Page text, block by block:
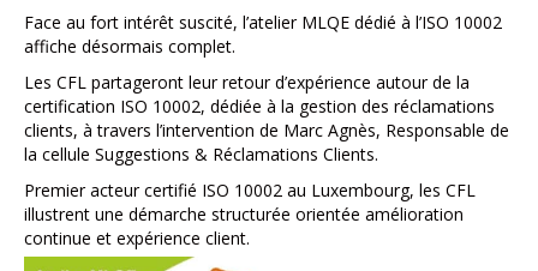
Face au fort intérêt suscité, l’atelier MLQE dédié à l’ISO 10002
affiche désormais complet.
Les CFL partageront leur retour d’expérience autour de la
certification ISO 10002, dédiée à la gestion des réclamations
clients, à travers l’intervention de Marc Agnès, Responsable de
la cellule Suggestions & Réclamations Clients.
Premier acteur certifié ISO 10002 au Luxembourg, les CFL
illustrent une démarche structurée orientée amélioration
continue et expérience client.